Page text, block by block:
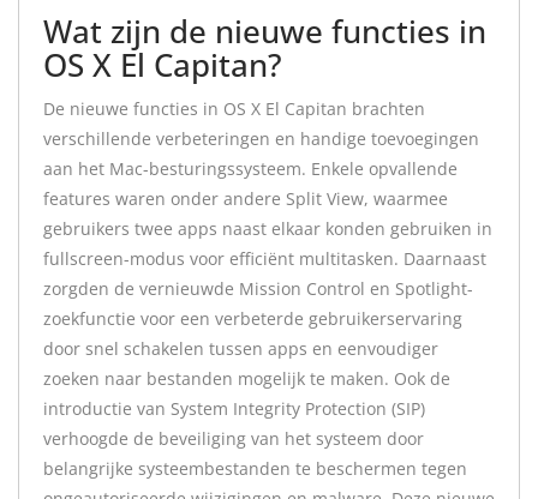
Wat zijn de nieuwe functies in
OS X El Capitan?
De nieuwe functies in OS X El Capitan brachten
verschillende verbeteringen en handige toevoegingen
aan het Mac-besturingssysteem. Enkele opvallende
features waren onder andere Split View, waarmee
gebruikers twee apps naast elkaar konden gebruiken in
fullscreen-modus voor efficiënt multitasken. Daarnaast
zorgden de vernieuwde Mission Control en Spotlight-
zoekfunctie voor een verbeterde gebruikerservaring
door snel schakelen tussen apps en eenvoudiger
zoeken naar bestanden mogelijk te maken. Ook de
introductie van System Integrity Protection (SIP)
verhoogde de beveiliging van het systeem door
belangrijke systeembestanden te beschermen tegen